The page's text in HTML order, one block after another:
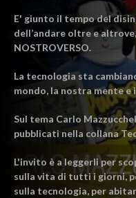
E' giunto il tempo del
dell’andare oltre e
NOSTROVERSO.
La tecnologia sta
mondo, la nostra mente e
Sul tema Carlo
pubblicati nella collana
L'invito è a leggerli per
sulla vita di tutti i giorni,
sulla tecnologia, per